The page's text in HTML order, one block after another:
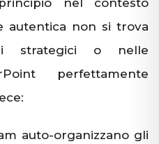
nel contesto
autentica non si trova
strategici o nelle
perfettamente
auto-organizzano gli